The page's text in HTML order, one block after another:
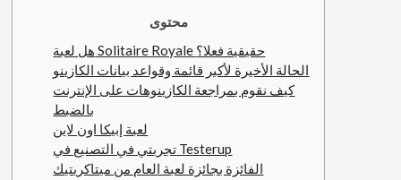
محتوى
هل لعبة Solitaire Royale حقيقية فعلا؟
الحالة الأخيرة لأكبر قائمة وقواعد بيانات الكازينو
كيف نقوم بمراجعة الكازينوهات على الإنترنت
بالضبط
لعبة إبيكا اون لاين
تجربتي في التصنيع في Testerup
الفائزة بجائزة لعبة العام من ميتاكريتيك